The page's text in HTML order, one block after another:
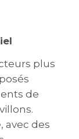
plus
de
avec des